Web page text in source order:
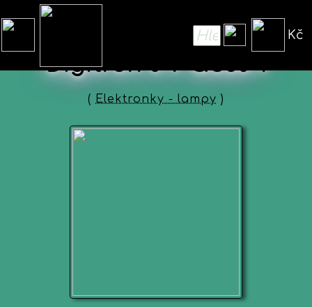
Kč
Digitron 0-9 QS30-1
( Elektronky - lampy )